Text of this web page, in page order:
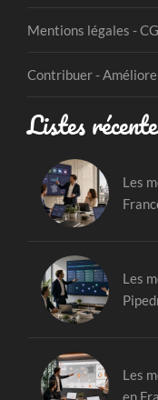
Mentions légales -
Contribuer -
Listes
Les
Les
Les
en